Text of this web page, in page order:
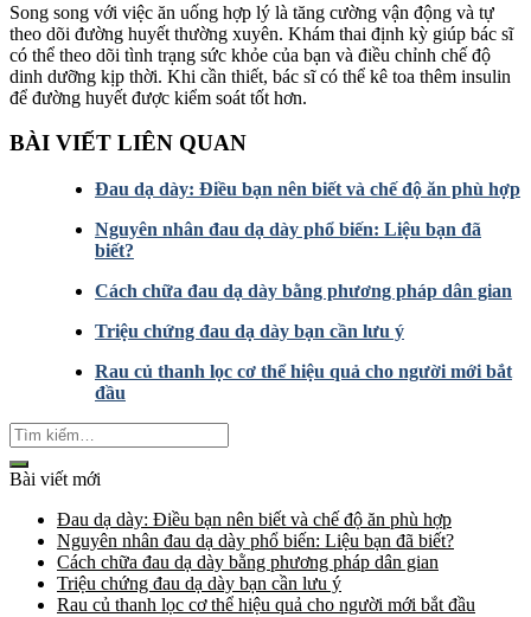
Song song với việc ăn uống hợp lý là tăng cường vận động và tự
theo dõi đường huyết thường xuyên. Khám thai định kỳ giúp bác sĩ
có thể theo dõi tình trạng sức khỏe của bạn và điều chỉnh chế độ
dinh dưỡng kịp thời. Khi cần thiết, bác sĩ có thể kê toa thêm insulin
để đường huyết được kiểm soát tốt hơn.
BÀI VIẾT LIÊN QUAN
Đau dạ dày: Điều bạn nên biết và chế độ ăn phù hợp
Nguyên nhân đau dạ dày phổ biến: Liệu bạn đã
biết?
Cách chữa đau dạ dày bằng phương pháp dân gian
Triệu chứng đau dạ dày bạn cần lưu ý
Rau củ thanh lọc cơ thể hiệu quả cho người mới bắt
đầu
Bài viết mới
Đau dạ dày: Điều bạn nên biết và chế độ ăn phù hợp
Nguyên nhân đau dạ dày phổ biến: Liệu bạn đã biết?
Cách chữa đau dạ dày bằng phương pháp dân gian
Triệu chứng đau dạ dày bạn cần lưu ý
Rau củ thanh lọc cơ thể hiệu quả cho người mới bắt đầu